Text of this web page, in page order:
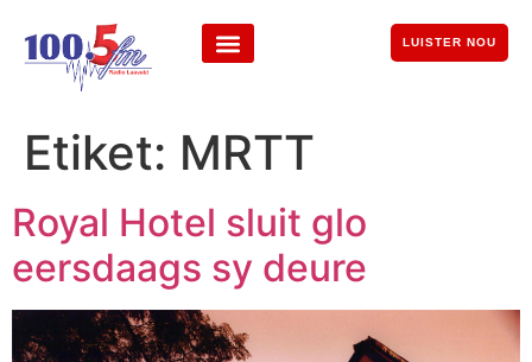
LUISTER NOU
Etiket: MRTT
Royal Hotel sluit glo
eersdaags sy deure